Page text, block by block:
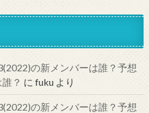
の新メンバーは誰？予想
？ に fukuより
の新メンバーは誰？予想